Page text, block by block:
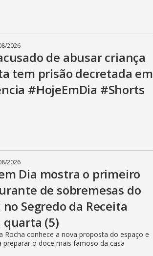
2026
de abusar criança
tem prisão decretada em
#HojeEmDia #Shorts
2026
Dia mostra o primeiro
de sobremesas do
no Segredo da Receita
quarta (5)
Rocha conhece a nova proposta do espaço e
preparar o doce mais famoso da casa